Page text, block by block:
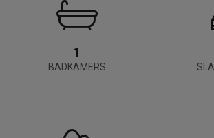
1
BADKAMERS